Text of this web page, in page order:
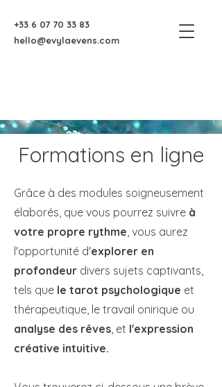
+33 6 07 70 33 83
hello@evylaevens.com
Formations en ligne
Grâce à des modules soigneusement
élaborés, que vous pourrez suivre à
votre propre rythme, vous aurez
l'opportunité d'explorer en
profondeur divers sujets captivants,
tels que le tarot psychologique et
thérapeutique, le travail onirique ou
analyse des rêves, et l'expression
créative intuitive.